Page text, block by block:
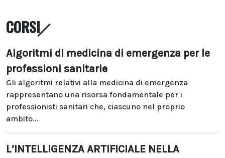
CORSI
Algoritmi di medicina di emergenza per le
professioni sanitarie
Gli algoritmi relativi alla medicina di emergenza
rappresentano una risorsa fondamentale per i
professionisti sanitari che, ciascuno nel proprio
ambito...
L’INTELLIGENZA ARTIFICIALE NELLA